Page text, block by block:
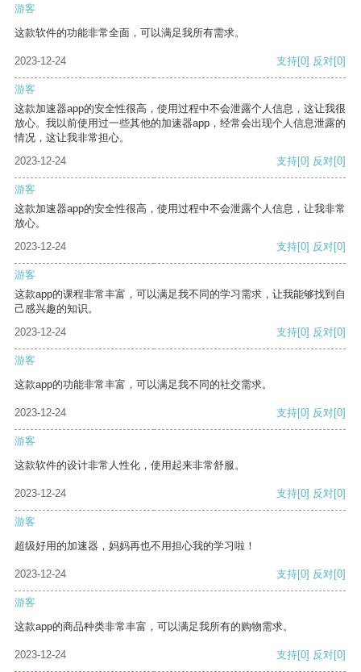
游客
这款软件的功能非常全面，可以满足我所有需求。
2023-12-24 支持[0] 反对[0]
游客
这款加速器app的安全性很高，使用过程中不会泄露个人信息，这让我很
放心。我以前使用过一些其他的加速器app，经常会出现个人信息泄露的
情况，这让我非常担心。
2023-12-24
支持[0] 反对[0]
游客
这款加速器app的安全性很高，使用过程中不会泄露个人信息，让我非常
放心。
2023-12-24
支持[0] 反对[0]
游客
这款app的课程非常丰富，可以满足我不同的学习需求，让我能够找到自
己感兴趣的知识。
2023-12-24
支持[0] 反对[0]
游客
这款app的功能非常丰富，可以满足我不同的社交需求。
2023-12-24 支持[0] 反对[0]
游客
这款软件的设计非常人性化，使用起来非常舒服。
2023-12-24 支持[0] 反对[0]
游客
超级好用的加速器，妈妈再也不用担心我的学习啦！
2023-12-24 支持[0] 反对[0]
游客
这款app的商品种类非常丰富，可以满足我所有的购物需求。
2023-12-24 支持[0] 反对[0]